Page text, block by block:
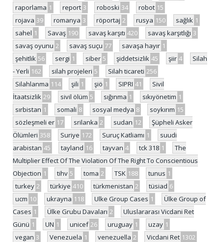
raporlama 1 report 3 roboski 34 robot 15
rojava 39 romanya 3 röportaj 2 rusya 150 sağlık 1
sahel 1 Savaş 190 savaş karşıtı 420 savaş karşıtlığı 3
savaş oyunu 2 savaş suçu 77 savaşa hayır 1
şehitlik 56 sergi 1 siber 5 şiddetsizlik 45 şiir 4
Silah
- Yerli 162 silah projeleri 5 Silah ticareti 256
Silahlanma 114 şili 1 şiö 1 SIPRI 41
Sivil
İtaatsizlik 29 sivil ölüm 5 sığınma 1 sıkıyönetim 1
sırbistan 1 somali 8 sosyal medya 8 soykırım 15
sözleşmeli er 17 srilanka 2 sudan 12
Şüpheli Asker
Ölümleri 358 Suriye 172 Suruç Katliamı 1
suudi
arabistan 45 tayland 16 tayvan 4 tck 318 1
The
Multiplier Effect Of The Violation Of The Right To Conscientious
Objection 1 tihv 5 toma 2 TSK 188 tunus 1
turkey 2 türkiye 410 türkmenistan 2 tüsiad 6
ucm 10 ukrayna 118 Ulke Group Cases 1
Ülke Group of
Cases 1 Ülke Grubu Davaları 2
Uluslararası Vicdani Ret
Günü 1 UN 1 unicef 26 uruguay 1 uzay 1
vegan 3 Venezuela 1 venezuella 2 Vicdani Ret 1302